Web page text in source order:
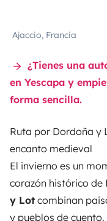
Ajaccio, Francia
¿Tienes una
en Yescapa y
forma sencilla.
Ruta por Dordoña y
encanto medieval
El invierno es un
corazón histórico de
y Lot combinan
y pueblos de cuento.